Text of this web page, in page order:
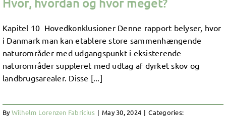
Kapitel 10 Hovedkonklusioner Denne rapport belyser, hvor
i Danmark man kan etablere store sammenhængende
naturområder med udgangspunkt i eksisterende
naturområder suppleret med udtag af dyrket skov og
landbrugsarealer. Disse [...]
ByWilhelm Lorenzen Fabricius | May 30, 2024 | Categories: